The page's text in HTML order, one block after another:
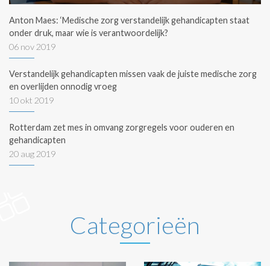
Anton Maes: ‘Medische zorg verstandelijk gehandicapten staat
onder druk, maar wie is verantwoordelijk?
06 nov 2019
Verstandelijk gehandicapten missen vaak de juiste medische zorg
en overlijden onnodig vroeg
10 okt 2019
Rotterdam zet mes in omvang zorgregels voor ouderen en
gehandicapten
20 aug 2019
Categorieën